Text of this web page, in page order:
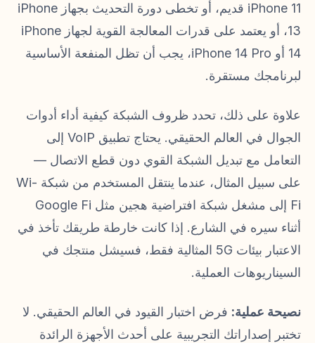
iPhone 11 قديم، أو تخطى دورة التحديث بجهاز iPhone
13، أو يعتمد على قدرات المعالجة القوية لجهاز iPhone
14 أو iPhone 14 Pro، يجب أن تظل المنفعة الأساسية
لبرنامجك مستقرة.
علاوة على ذلك، تحدد ظروف الشبكة كيفية أداء أدوات
الجوال في العالم الحقيقي. يحتاج تطبيق VoIP إلى
التعامل مع تبديل الشبكة القوي دون قطع الاتصال —
على سبيل المثال، عندما ينتقل المستخدم من شبكة Wi-
Fi إلى مشغل شبكة افتراضية هجين مثل Google Fi
أثناء سيره في الشارع. إذا كانت خارطة طريقك تأخذ في
الاعتبار بيئات 5G المثالية فقط، فسيشل منتجك في
السيناريوهات العملية.
نصيحة عملية: فرض اختبار القيود في العالم الحقيقي. لا
تختبر إصداراتك التجريبية على أحدث الأجهزة الرائدة